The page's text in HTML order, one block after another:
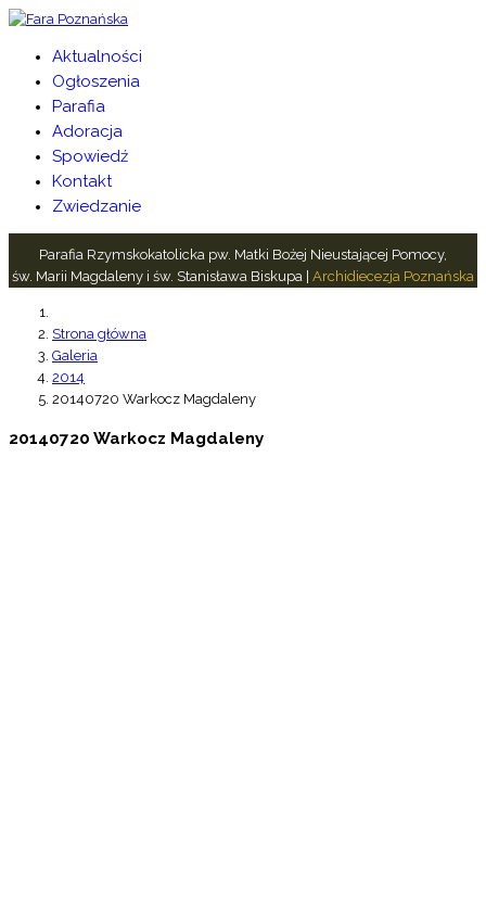
Aktualności
Ogłoszenia
Parafia
Adoracja
Spowiedź
Kontakt
Zwiedzanie
Parafia Rzymskokatolicka pw. Matki Bożej Nieustającej Pomocy,
św. Marii Magdaleny i św. Stanisława Biskupa | Archidiecezja Poznańska
Strona główna
Galeria
2014
20140720 Warkocz Magdaleny
20140720 Warkocz Magdaleny